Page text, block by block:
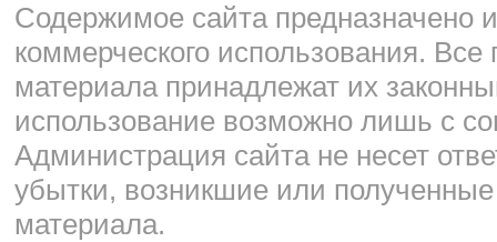
Cодержимое сайта предназначено
коммерческого использования.
материала принадлежат их
использование возможно лишь с
Администрация сайта не несет
убытки, возникшие или
материала.